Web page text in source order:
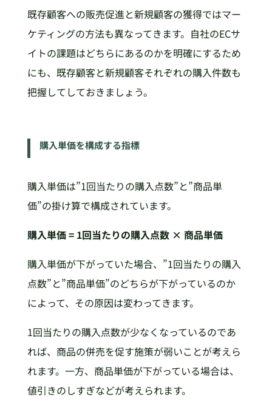
既存顧客への販売促進と新規顧客の獲得ではマー
ケティングの方法も異なってきます。自社のECサ
イトの課題はどちらにあるのかを明確にするため
にも、既存顧客と新規顧客それぞれの購入件数も
把握してしておきましょう。
購入単価を構成する指標
購入単価は”1回当たりの購入点数”と”商品単
価”の掛け算で構成されています。
購入単価 = 1回当たりの購入点数 × 商品単価
購入単価が下がっていた場合、”1回当たりの購入
点数”と”商品単価”のどちらが下がっているのか
によって、その原因は変わってきます。
1回当たりの購入点数が少なくなっているのであ
れば、商品の併売を促す施策が弱いことが考えら
れます。一方、商品単価が下がっている場合は、
値引きのしすぎなどが考えられます。